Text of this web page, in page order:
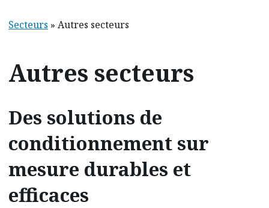
Secteurs » Autres secteurs
Autres secteurs
Des solutions de
conditionnement sur
mesure durables et
efficaces